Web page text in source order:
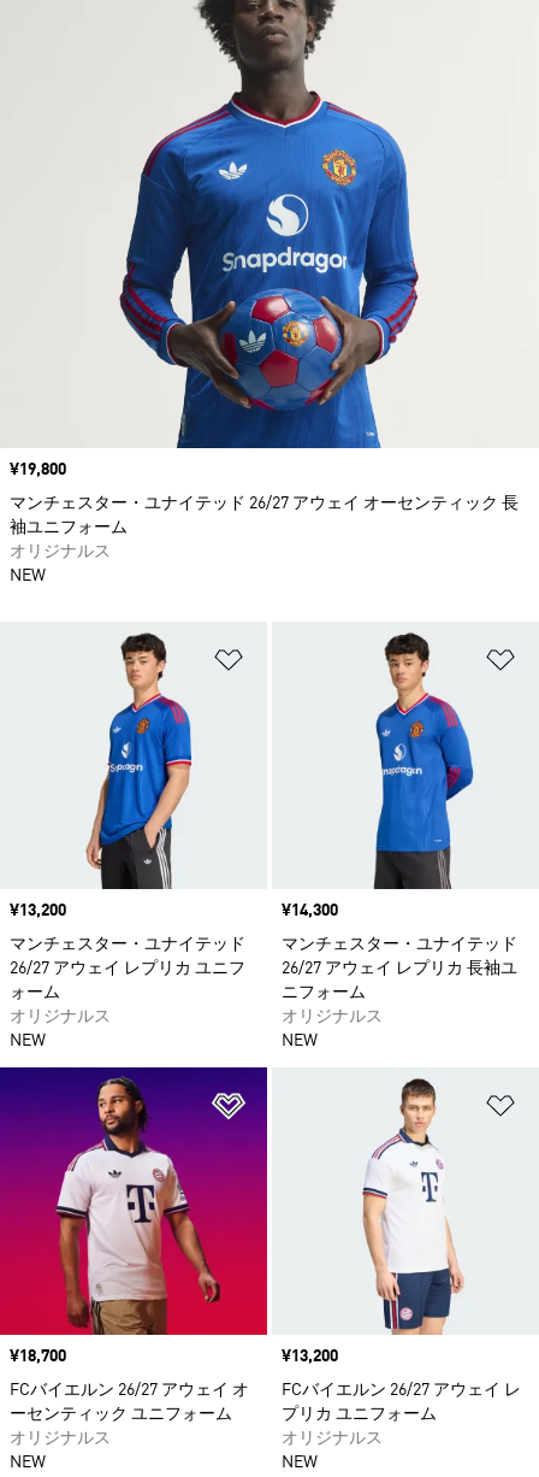
ほしいものリストに追加
価格
¥13,200
マンチェスター・ユナイテッド
26/27 アウェイ レプリカ ユニフ
ォーム
オリジナルス
NEW
価格
¥14,300
マンチェスター・ユナイテッド
26/27 アウェイ レプリカ 長袖ユ
ニフォーム
オリジナルス
NEW
ほしいものリストに追加
価格
¥18,700
FCバイエルン 26/27 アウェイ オ
ーセンティック ユニフォーム
オリジナルス
NEW
価格
¥13,200
FCバイエルン 26/27 アウェイ レ
プリカ ユニフォーム
オリジナルス
NEW
価格
¥19,800
マンチェスター・ユナイテッド 26/27 アウェイ オーセンティック 長
袖ユニフォーム
オリジナルス
NEW